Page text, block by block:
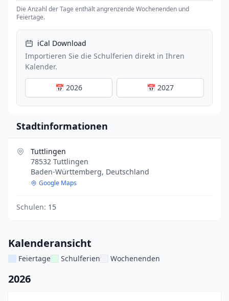
Die Anzahl der Tage enthält angrenzende Wochenenden und
Feiertage.
iCal Download
Importieren Sie die Schulferien direkt in Ihren
Kalender.
📅 2026 📅 2027
Stadtinformationen
Tuttlingen
78532 Tuttlingen
Baden-Württemberg, Deutschland
Google Maps
Schulen: 15
Kalenderansicht
Feiertage Schulferien Wochenenden
2026